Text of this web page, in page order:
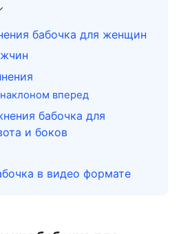
бабочка для женщин
вперед
бабочка для
и боков
в видео формате